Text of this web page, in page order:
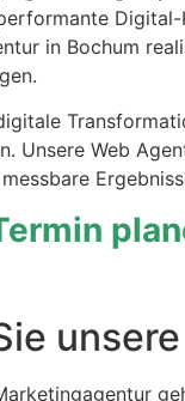
Digital-
in Bochum
Unsere Web